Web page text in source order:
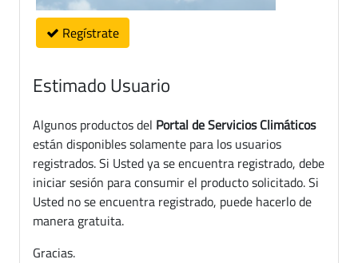
Regístrate
Estimado Usuario
Algunos productos del Portal de Servicios Climáticos
están disponibles solamente para los usuarios
registrados. Si Usted ya se encuentra registrado, debe
iniciar sesión para consumir el producto solicitado. Si
Usted no se encuentra registrado, puede hacerlo de
manera gratuita.
Gracias.